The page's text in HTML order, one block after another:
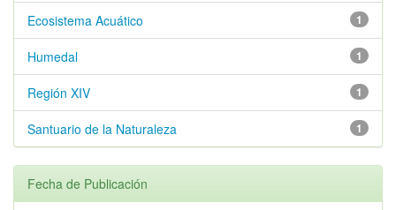
1
Ecosistema Acuático
1
Humedal
1
Región XIV
1
Santuario de la Naturaleza
Fecha de Publicación